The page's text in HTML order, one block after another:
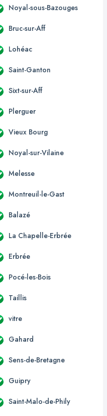
Noyal-sous-Bazouges
Bruc-sur-Aff
Lohéac
Saint-Ganton
Sixt-sur-Aff
Plerguer
Vieux Bourg
Noyal-sur-Vilaine
Melesse
Montreuil-le-Gast
Balazé
La Chapelle-Erbrée
Erbrée
Pocé-les-Bois
Taillis
vitre
Gahard
Sens-de-Bretagne
Guipry
Saint-Malo-de-Phily